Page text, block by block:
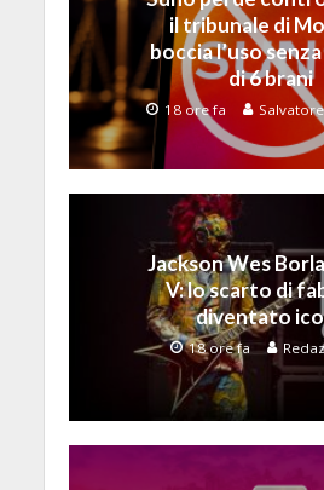
il tribunale di
boccia l’uso
di 6 brani
18 ore fa
Jackson Wes
V: lo scarto di
diventato
18 ore fa